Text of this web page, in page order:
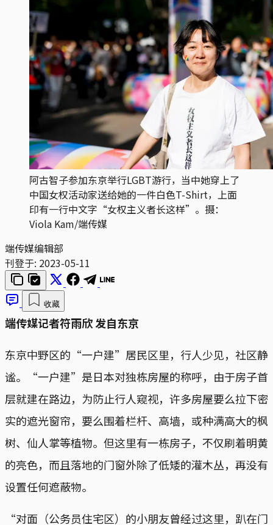
阿古智子参加东京举行LGBT游行，当中她穿上了
中国女权活动家送给她的一件白色T-Shirt，上面
印有一行中文字“女权主义者长这样”。摄：
Viola Kam/端传媒
端传媒编辑部
刊登于: 2023-05-11
收藏
端传媒记者符雨欣 发自东京
东京中野区的“一户建”居民区里，行人少见，社区静
谧。“一户建”是日本对独栋房屋的称呼，由于房子首
层就建在路边，为防止行人窥视，许多房屋要么拉下密
实的遮光窗帘，要么围着栏杆、高墙，或种满高大的枫
树、仙人掌等植物。但这里有一栋房子，不仅刷着明黄
的亮色，而且落地的门窗外除了低矮的灌木丛，再没有
设置任何遮蔽物。
“对面（公务员住宅区）的小朋友曾经过这里，趴在门